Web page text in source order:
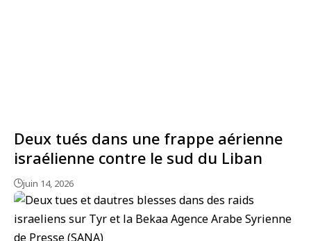
Deux tués dans une frappe aérienne
israélienne contre le sud du Liban
juin 14, 2026